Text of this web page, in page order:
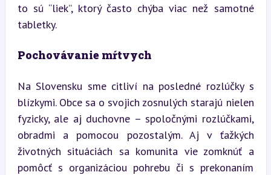
to sú “liek”, ktorý často chýba viac než samotné
tabletky.
Pochovávanie mŕtvych
Na Slovensku sme citliví na posledné rozlúčky s
blízkymi. Obce sa o svojich zosnulých starajú nielen
fyzicky, ale aj duchovne – spoločnými rozlúčkami,
obradmi a pomocou pozostalým. Aj v ťažkých
životných situáciách sa komunita vie zomknúť a
pomôcť s organizáciou pohrebu či s prekonaním